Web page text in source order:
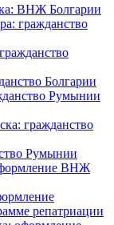
ВНЖ Болгарии
гражданство
Болгарии
Румынии
гражданство
Румынии
ВНЖ
репатриации